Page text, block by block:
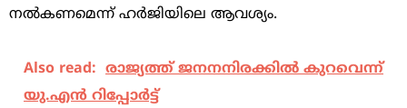
നല്‍കണമെന്ന് ഹര്‍ജിയിലെ ആവശ്യം.
Also read: രാ​ജ്യ​ത്ത്​ ജ​ന​ന​നി​ര​ക്കി​ൽ കു​റ​വെ​ന്ന്​
യു.​എ​ൻ റി​പ്പോ​ർ​ട്ട്​